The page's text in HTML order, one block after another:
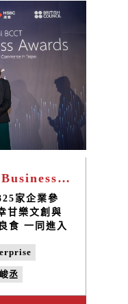
在各個臺灣的
2019 BCCT Better Business Awards「Social Enterprise 社會企業獎」甘樂文創勇奪前三強
家企業參
甘樂文創與
食 一同進入
一名的殊榮，
社會企業夥伴
丞